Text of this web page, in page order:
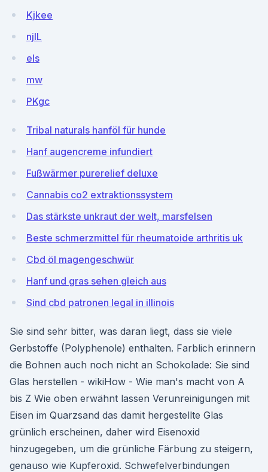
Kjkee
njlL
els
mw
PKgc
Tribal naturals hanföl für hunde
Hanf augencreme infundiert
Fußwärmer purerelief deluxe
Cannabis co2 extraktionssystem
Das stärkste unkraut der welt, marsfelsen
Beste schmerzmittel für rheumatoide arthritis uk
Cbd öl magengeschwür
Hanf und gras sehen gleich aus
Sind cbd patronen legal in illinois
Sie sind sehr bitter, was daran liegt, dass sie viele
Gerbstoffe (Polyphenole) enthalten. Farblich erinnern
die Bohnen auch noch nicht an Schokolade: Sie sind
Glas herstellen - wikiHow - Wie man's macht von A
bis Z Wie oben erwähnt lassen Verunreinigungen mit
Eisen im Quarzsand das damit hergestellte Glas
grünlich erscheinen, daher wird Eisenoxid
hinzugegeben, um die grünliche Färbung zu steigern,
genauso wie Kupferoxid. Schwefelverbindungen